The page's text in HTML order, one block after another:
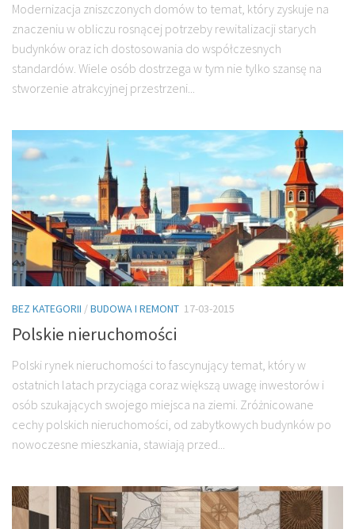
Modernizacja zniszczonych domów to temat, który zyskuje na
znaczeniu w obliczu rosnącej potrzeby rewitalizacji starych
budynków oraz ich dostosowania do współczesnych
standardów. Wiele osób dostrzega w tym nie tylko szansę na
stworzenie atrakcyjnej przestrzeni...
BEZ KATEGORII /BUDOWA I REMONT 17-03-2015
Polskie nieruchomości
Polski rynek nieruchomości to fascynujący temat, który w
ostatnich latach przyciąga coraz większą uwagę inwestorów i
osób szukających swojego miejsca na ziemi. Zróżnicowane
cechy polskich nieruchomości, od zabytkowych budynków po
nowoczesne mieszkania, stawiają przed...